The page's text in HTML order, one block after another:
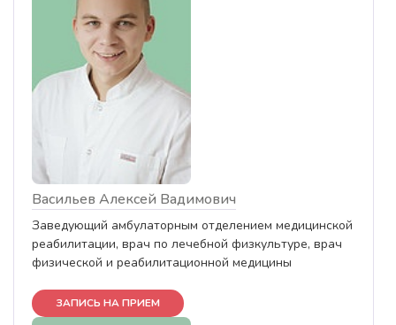
Васильев Алексей Вадимович
Заведующий амбулаторным отделением медицинской
реабилитации, врач по лечебной физкультуре, врач
физической и реабилитационной медицины
ЗАПИСЬ НА ПРИЕМ